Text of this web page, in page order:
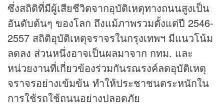
ซึ่งสถิติที่มีผู้เสียชีวิตจากอุบัติเหตุทางถนนสูงเป็น
อันดับต้นๆ ของโลก ถึงแม้ภาพรวมตั้งแต่ปี 2546-
2557 สถิติอุบัติเหตุจราจรในกรุงเทพฯ มีแนวโน้ม
ลดลง ส่วนหนึ่งอาจเป็นผลมาจาก กทม. และ
หน่วยงานที่เกี่ยวข้องร่วมกันรณรงค์ลดอุบัติเหตุ
จราจรอย่างเข้มข้น ทำให้ประชาชนตระหนักใน
การใช้รถใช้ถนนอย่างปลอดภัย